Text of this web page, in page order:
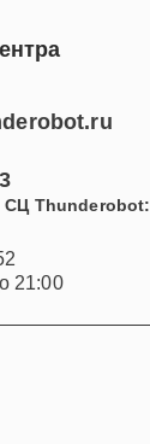
СЦ Thunderobot:
21:00